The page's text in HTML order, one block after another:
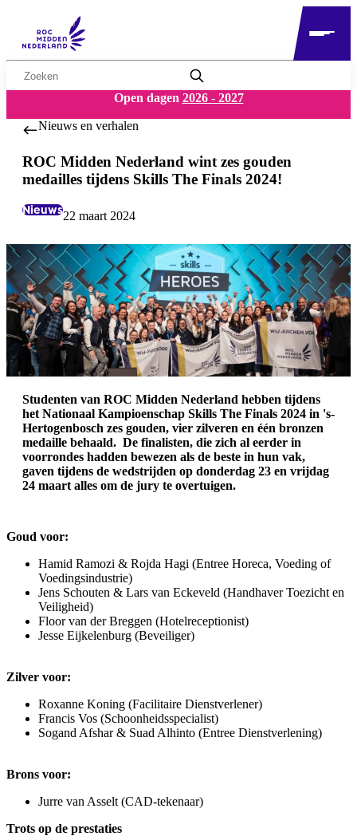
Zoekwoord
Open dagen 2026 - 2027
Nieuws en verhalen
ROC Midden Nederland wint zes gouden
medailles tijdens Skills The Finals 2024!
Nieuws22 maart 2024
Studenten van ROC Midden Nederland hebben tijdens
het Nationaal Kampioenschap Skills The Finals 2024 in 's-
Hertogenbosch zes gouden, vier zilveren en één bronzen
medaille behaald. De finalisten, die zich al eerder in
voorrondes hadden bewezen als de beste in hun vak,
gaven tijdens de wedstrijden op donderdag 23 en vrijdag
24 maart alles om de jury te overtuigen.
Goud voor:
Hamid Ramozi & Rojda Hagi (Entree Horeca, Voeding of
Voedingsindustrie)
Jens Schouten & Lars van Eckeveld (Handhaver Toezicht en
Veiligheid)
Floor van der Breggen (Hotelreceptionist)
Jesse Eijkelenburg (Beveiliger)
Zilver voor:
Roxanne Koning (Facilitaire Dienstverlener)
Francis Vos (Schoonheidsspecialist)
Sogand Afshar & Suad Alhinto (Entree Dienstverlening)
Brons voor:
Jurre van Asselt (CAD-tekenaar)
Trots op de prestaties